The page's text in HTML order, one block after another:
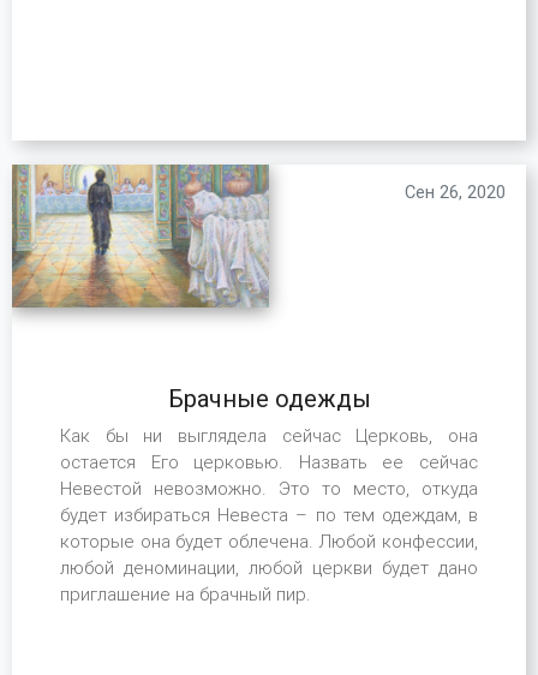
Брачные одежды
Как бы ни выглядела сейчас Церковь, она
остается Его церковью. Назвать ее сейчас
Невестой невозможно. Это то место, откуда
будет избираться Невеста – по тем одеждам, в
которые она будет облечена. Любой конфессии,
любой деноминации, любой церкви будет дано
приглашение на брачный пир.
Сен 26, 2020